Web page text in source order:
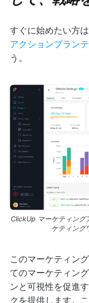
すぐに始めたい方は
アクションプラン
う。
ClickUp マーケティング
ケティング
このマーケティン
てのマーケティン
ンと可視性を促進
クを提供します。